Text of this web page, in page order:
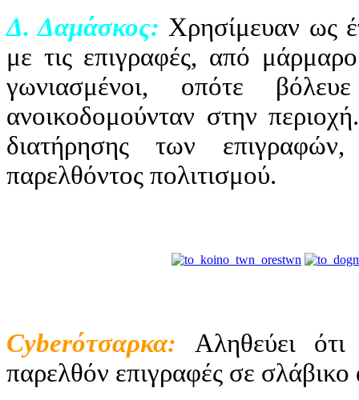
Δ. Δαμάσκος: Χρησίμευαν ως
με τις επιγραφές, από
γωνιασμένοι, οπότε
ανοικοδομούνταν στην
διατήρησης των
παρελθόντος πολιτισμού.
Cyberότσαρκα:
Αληθεύει
παρελθόν επιγραφές σε